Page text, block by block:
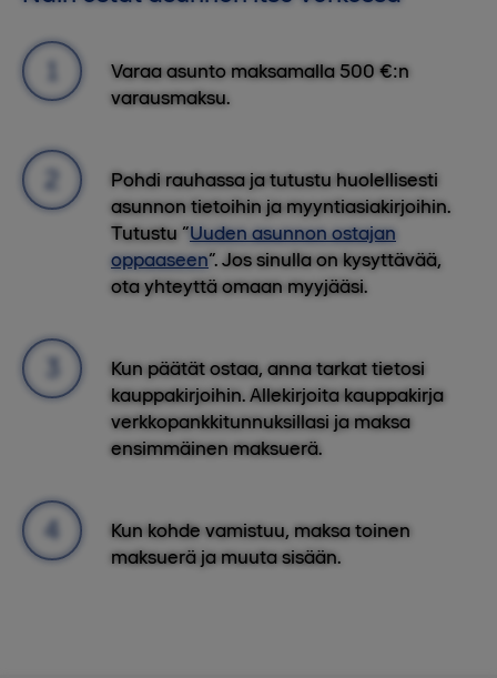
Varaa asunto maksamalla 500 €:n
varausmaksu.
Pohdi rauhassa ja tutustu huolellisesti
asunnon tietoihin ja myyntiasiakirjoihin.
Tutustu “Uuden asunnon ostajan
oppaaseen”. Jos sinulla on kysyttävää,
ota yhteyttä omaan myyjääsi.
Kun päätät ostaa, anna tarkat tietosi
kauppakirjoihin. Allekirjoita kauppakirja
verkkopankkitunnuksillasi ja maksa
ensimmäinen maksuerä.
Kun kohde vamistuu, maksa toinen
maksuerä ja muuta sisään.